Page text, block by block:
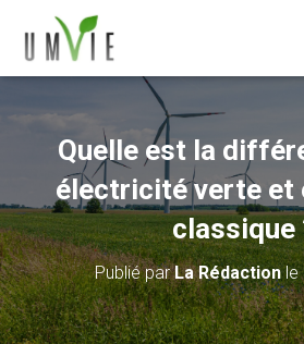
Quelle est la
électricité verte
classique
Publié parLa Rédactionle